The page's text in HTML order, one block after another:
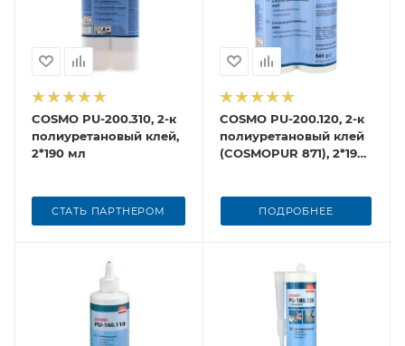
COSMO PU-200.310, 2-к
полиуретановый клей,
2*190 мл
СТАТЬ ПАРТНЕРОМ
COSMO PU-200.120, 2-к
полиуретановый клей
(COSMOPUR 871), 2*190
ПОДРОБНЕЕ